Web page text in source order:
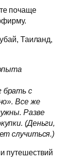
почаще
Таиланд,
брать с
Все же
Разве
(Деньги,
случиться.)
путешествий